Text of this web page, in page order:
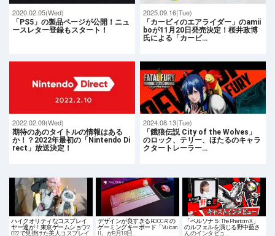
2020.02.05(Wed)
「PS5」の製品ページが公開！ニュ
ースレター登録もスタート！
2025.09.16(Tue)
「カービィのエアライダー」のamii
boが11月20日発売決定！桜井政博
氏による「カービ…
2022.02.09(Wed)
期待のあのタイトルの情報はある
か！？2022年最初の「Nintendo Di
rect」放送決定！
2024.08.13(Tue)
「餓狼伝説 City of the Wolves」
のロック、テリー、ほたるのキャラ
クタートレーラー…
ハイクオリティなコスプレイ
ヤー達が！東京ゲームショウ2
022で見掛けた美人コスプレイ
デザインが良すぎるROCCATの
ゲーミングキーボード「Vulcan
II」が8月18日…
「ペルソナ５: The Phantom X」
のルフェルを演じる野中藍さ
んのインタビュ…